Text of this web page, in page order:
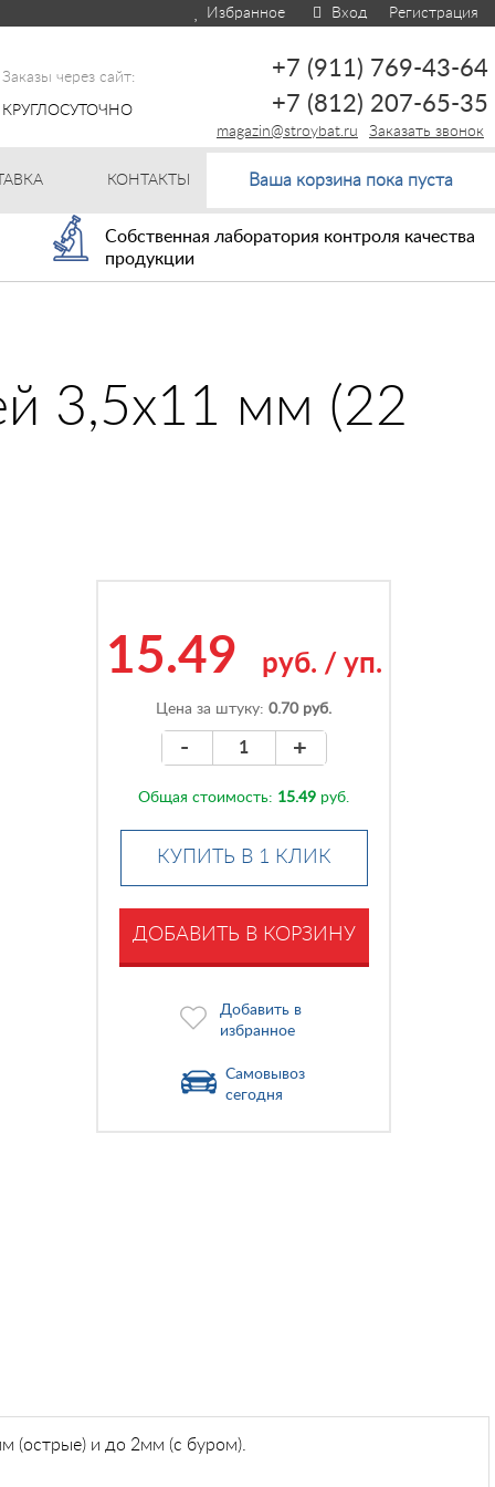
Избранное Вход Регистрация
Заказы через сайт:
КРУГЛОСУТОЧНО
+7 (911) 769-43-64
+7 (812) 207-65-35
Заказать звонок
magazin@stroybat.ru
КОНТАКТЫ Ваша корзина пока пуста
Собственная лаборатория контроля качества
продукции
3,5х11 мм (22
15.49 руб. / уп.
Цена за штуку:0.70 руб.
- +
Общая стоимость: 15.49 руб.
КУПИТЬ В 1 КЛИК
ДОБАВИТЬ В КОРЗИНУ
Добавить в
избранное
Самовывоз
сегодня
(острые) и до 2мм (с буром).